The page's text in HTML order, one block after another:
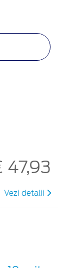
47,93
Vezi detalii